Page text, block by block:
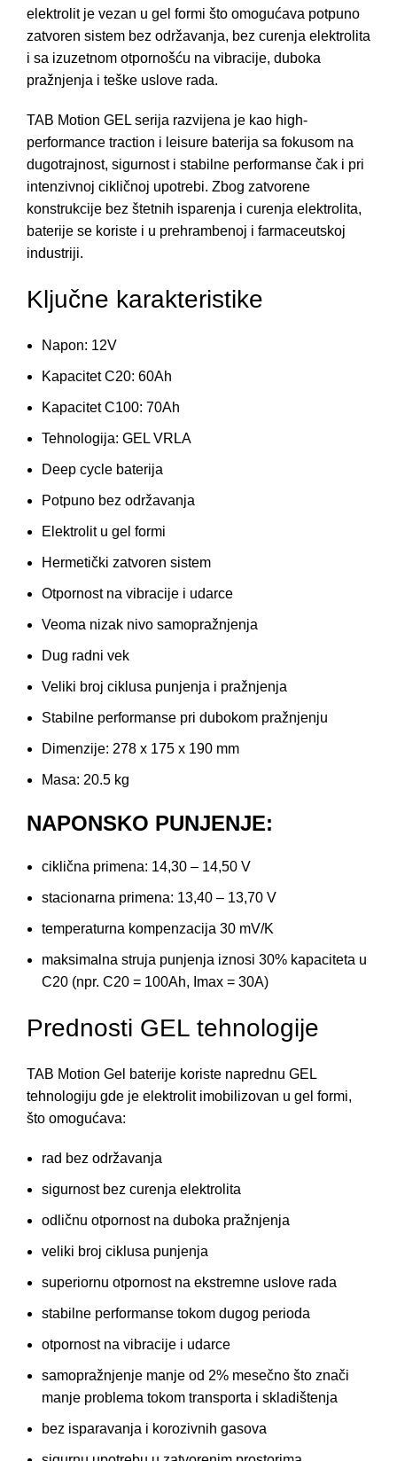
elektrolit je vezan u gel formi što omogućava potpuno
zatvoren sistem bez održavanja, bez curenja elektrolita
i sa izuzetnom otpornošću na vibracije, duboka
pražnjenja i teške uslove rada.
TAB Motion GEL serija razvijena je kao high-
performance traction i leisure baterija sa fokusom na
dugotrajnost, sigurnost i stabilne performanse čak i pri
intenzivnoj cikličnoj upotrebi. Zbog zatvorene
konstrukcije bez štetnih isparenja i curenja elektrolita,
baterije se koriste i u prehrambenoj i farmaceutskoj
industriji.
Ključne karakteristike
Napon: 12V
Kapacitet C20: 60Ah
Kapacitet C100: 70Ah
Tehnologija: GEL VRLA
Deep cycle baterija
Potpuno bez održavanja
Elektrolit u gel formi
Hermetički zatvoren sistem
Otpornost na vibracije i udarce
Veoma nizak nivo samopražnjenja
Dug radni vek
Veliki broj ciklusa punjenja i pražnjenja
Stabilne performanse pri dubokom pražnjenju
Dimenzije: 278 x 175 x 190 mm
Masa: 20.5 kg
NAPONSKO PUNJENJE:
ciklična primena: 14,30 – 14,50 V
stacionarna primena: 13,40 – 13,70 V
temperaturna kompenzacija 30 mV/K
maksimalna struja punjenja iznosi 30% kapaciteta u
C20 (npr. C20 = 100Ah, Imax = 30A)
Prednosti GEL tehnologije
TAB Motion Gel baterije koriste naprednu GEL
tehnologiju gde je elektrolit imobilizovan u gel formi,
što omogućava:
rad bez održavanja
sigurnost bez curenja elektrolita
odličnu otpornost na duboka pražnjenja
veliki broj ciklusa punjenja
superiornu otpornost na ekstremne uslove rada
stabilne performanse tokom dugog perioda
otpornost na vibracije i udarce
samopražnjenje manje od 2% mesečno što znači
manje problema tokom transporta i skladištenja
bez isparavanja i korozivnih gasova